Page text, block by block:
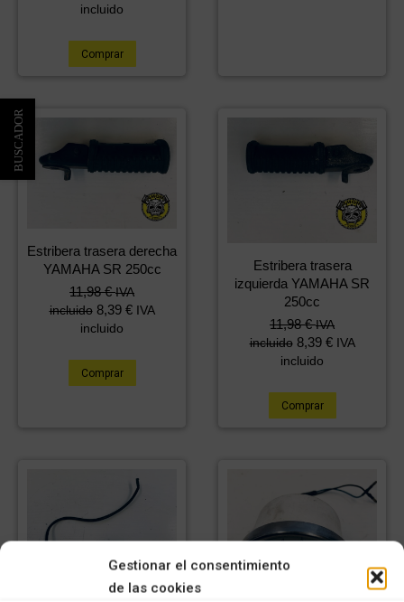
Gestionar el consentimiento
de las cookies
incluido
Comprar
Estribera trasera derecha
YAMAHA SR 250cc
11,98€ IVA
incluido 8,39 € IVA
incluido
Comprar
Estribera trasera
izquierda YAMAHA SR
250cc
11,98€ IVA
incluido 8,39 € IVA
incluido
Comprar